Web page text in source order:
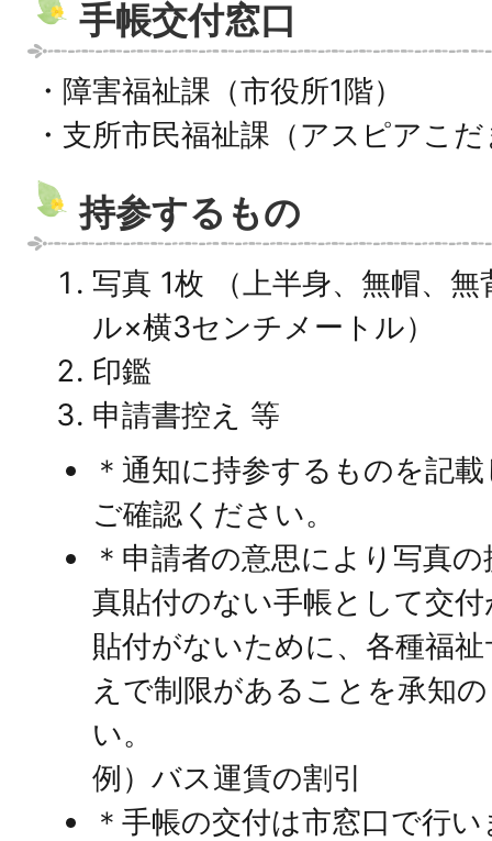
手帳交付窓口
・障害福祉課（市役所1階）
・支所市民福祉課（アスピアこ
持参するもの
写真 1枚 （上半身、無帽、
ル×横3センチメートル）
印鑑
申請書控え 等
＊通知に持参するものを記
ご確認ください。
＊申請者の意思により写真
真貼付のない手帳として交
貼付がないために、各種福
えで制限があることを承知
い。
例）バス運賃の割引
＊手帳の交付は市窓口で行